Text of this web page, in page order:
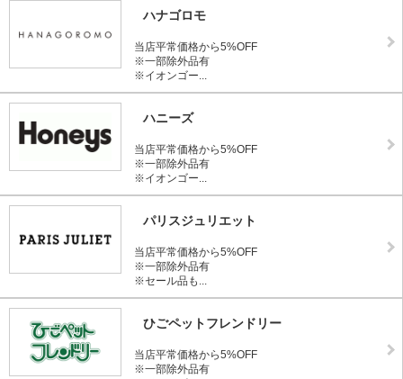
ハナゴロモ
当店平常価格から5%OFF
※一部除外品有
※イオンゴー...
ハニーズ
当店平常価格から5%OFF
※一部除外品有
※イオンゴー...
パリスジュリエット
当店平常価格から5%OFF
※一部除外品有
※セール品も...
ひごペットフレンドリー
当店平常価格から5%OFF
※一部除外品有